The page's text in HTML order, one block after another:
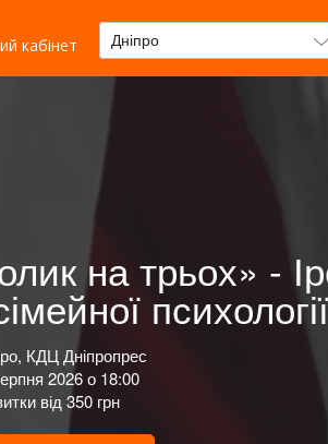
кабінет Дніпро
на трьох» -
психології
КДЦ Дніпропрес
2026 о 18:00
від 350 грн